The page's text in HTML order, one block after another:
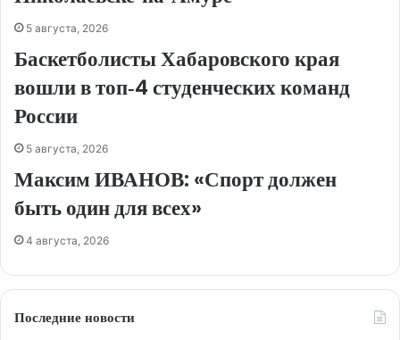
5 августа, 2026
Баскетболисты Хабаровского края
вошли в топ‑4 студенческих команд
России
5 августа, 2026
Максим ИВАНОВ: «Спорт должен
быть один для всех»
4 августа, 2026
Последние новости